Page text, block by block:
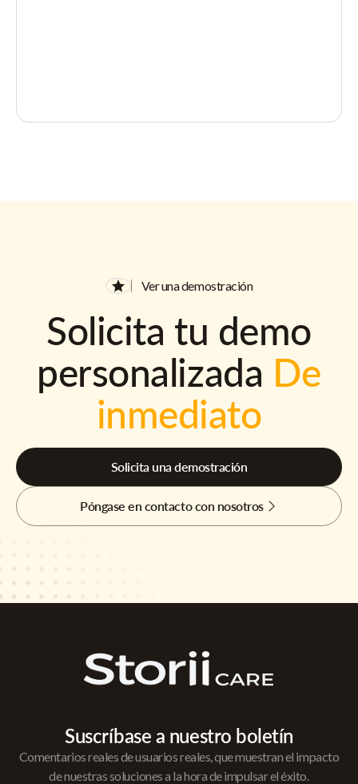
Ver una demostración
Solicita tu demo
personalizada De
inmediato
Solicita una demostración
Póngase en contacto con nosotros
Suscríbase a nuestro boletín
Comentarios reales de usuarios reales, que muestran el impacto
de nuestras soluciones a la hora de impulsar el éxito.